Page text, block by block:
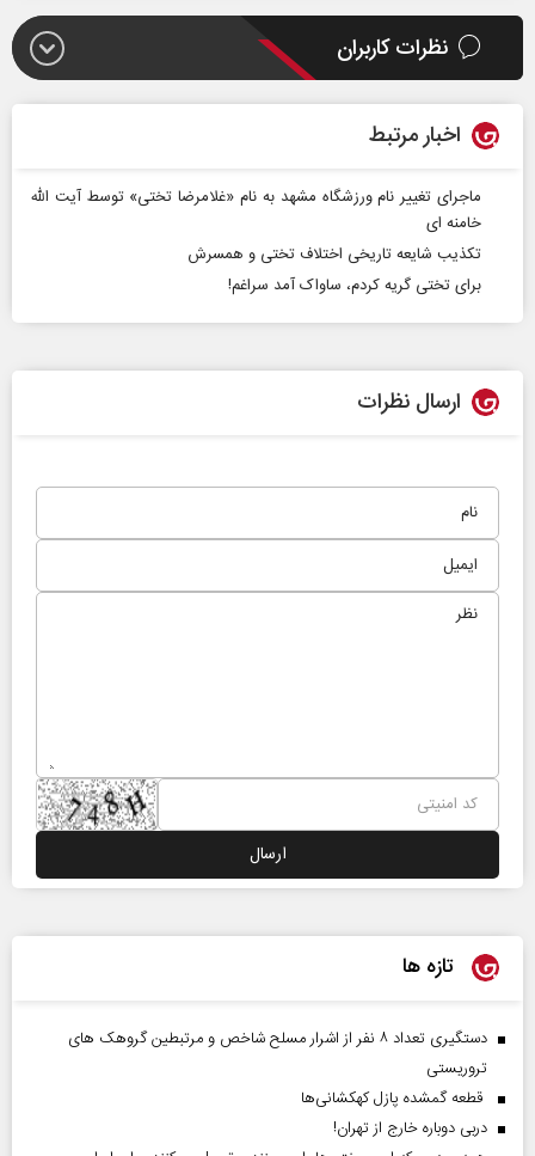
نظرات کاربران
اخبار مرتبط
ماجرای تغییر نام ورزشگاه مشهد به نام «غلامرضا تختی» توسط آیت‌ الله
خامنه‌ ای
تکذیب شایعه تاریخی اختلاف تختی و همسرش
برای تختی گریه کردم، ساواک آمد سراغم!
ارسال نظرات
تازه ها
دستگیری تعداد ۸ نفر از اشرار مسلح شاخص و مرتبطین گروهک های
تروریستی
قطعه گمشده پازل کهکشانی‌ها
دربی دوباره خارج از تهران!